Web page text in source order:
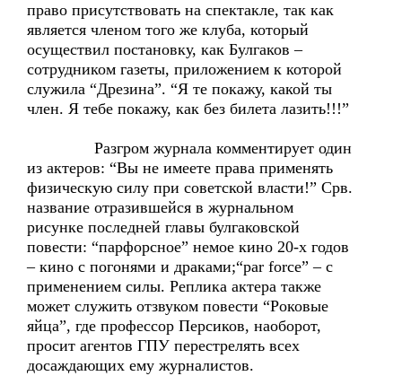
право присутствовать на спектакле, так как
является членом того же клуба, который
осуществил постановку, как Булгаков –
сотрудником газеты, приложением к которой
служила “Дрезина”. “Я те покажу, какой ты
член. Я тебе покажу, как без билета лазить!!!”
Разгром журнала комментирует один
из актеров: “Вы не имеете права применять
физическую силу при советской власти!” Срв.
название отразившейся в журнальном
рисунке последней главы булгаковской
повести: “парфорсное” немое кино 20-х годов
– кино с погонями и драками;“par force” – с
применением силы. Реплика актера также
может служить отзвуком повести “Роковые
яйца”, где профессор Персиков, наоборот,
просит агентов ГПУ перестрелять всех
досаждающих ему журналистов.